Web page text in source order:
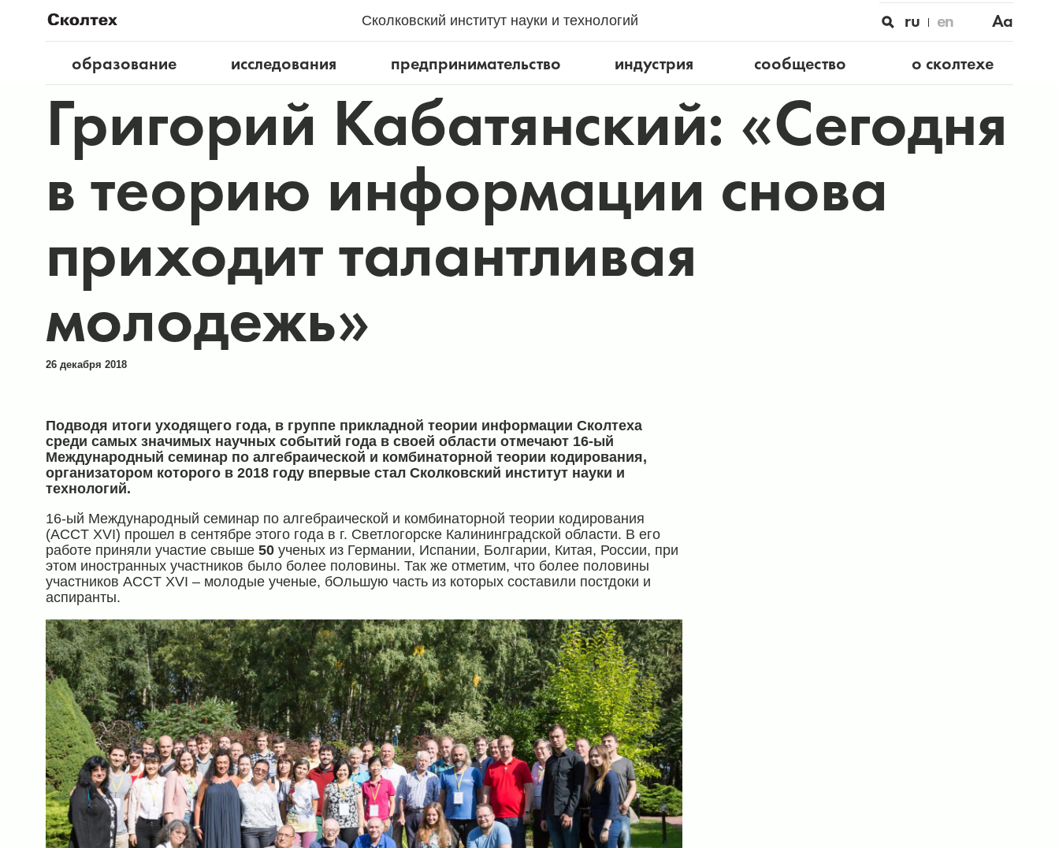
Сколковский институт науки и технологий ru en
Aa
образование
исследования предпринимательство индустрия сообщество о сколтехе
Григорий Кабатянский: «Сегодня
в теорию информации снова
приходит талантливая
молодежь»
26 декабря 2018
Подводя итоги уходящего года, в группе прикладной теории информации Сколтеха
среди самых значимых научных событий года в своей области отмечают 16-ый
Международный семинар по алгебраической и комбинаторной теории кодирования,
организатором которого в 2018 году впервые стал Сколковский институт науки и
технологий.
16-ый Международный семинар по алгебраической и комбинаторной теории кодирования
(ACCT XVI) прошел в сентябре этого года в г. Светлогорске Калининградской области. В его
работе приняли участие свыше 50ученых из Германии, Испании, Болгарии, Китая, России, при
этом иностранных участников было более половины. Так же отметим, что более половины
участников ACCT XVI – молодые ученые, бОльшую часть из которых составили постдоки и
аспиранты.